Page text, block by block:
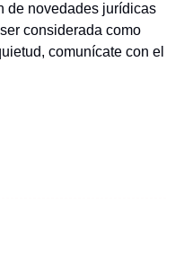
de novedades jurídicas
considerada como
comunícate con el